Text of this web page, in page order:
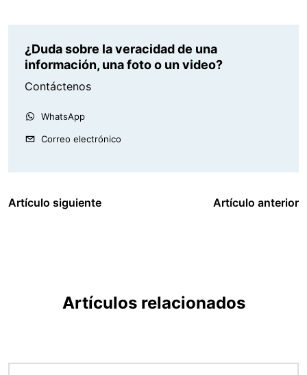
¿Duda sobre la veracidad de una
información, una foto o un video?
Contáctenos
WhatsApp
Correo electrónico
Artículo siguiente Artículo anterior
Artículos relacionados